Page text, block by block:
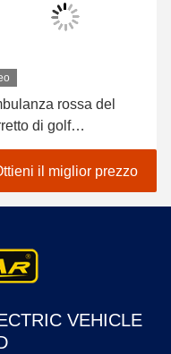
rossa del
di golf
elettrica
per
il miglior prezzo
VEHICLE